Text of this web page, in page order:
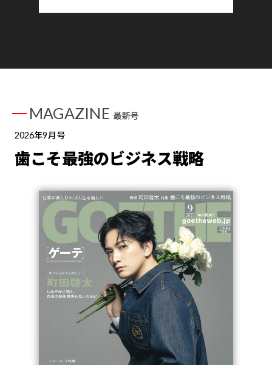
MAGAZINE 最新号
2026年9月号
歯こそ最強のビジネス戦略